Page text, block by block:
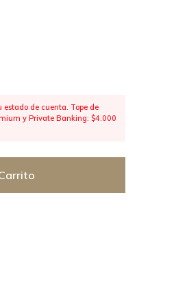
de cuenta. Tope de
y Private Banking: $4.000